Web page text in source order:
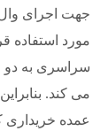
جهت اجرای وال
مورد استفاده
سراسری به دو
می کند.
عمده خریداری